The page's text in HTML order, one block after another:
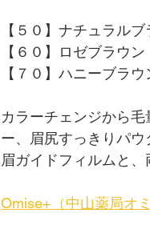
【５０】ナチュラル
【６０】ロゼブラウン
【７０】ハニーブラウ
カラーチェンジから
ー、眉尻すっきりパ
眉ガイドフィルムと、
Omise+（中山薬局オ